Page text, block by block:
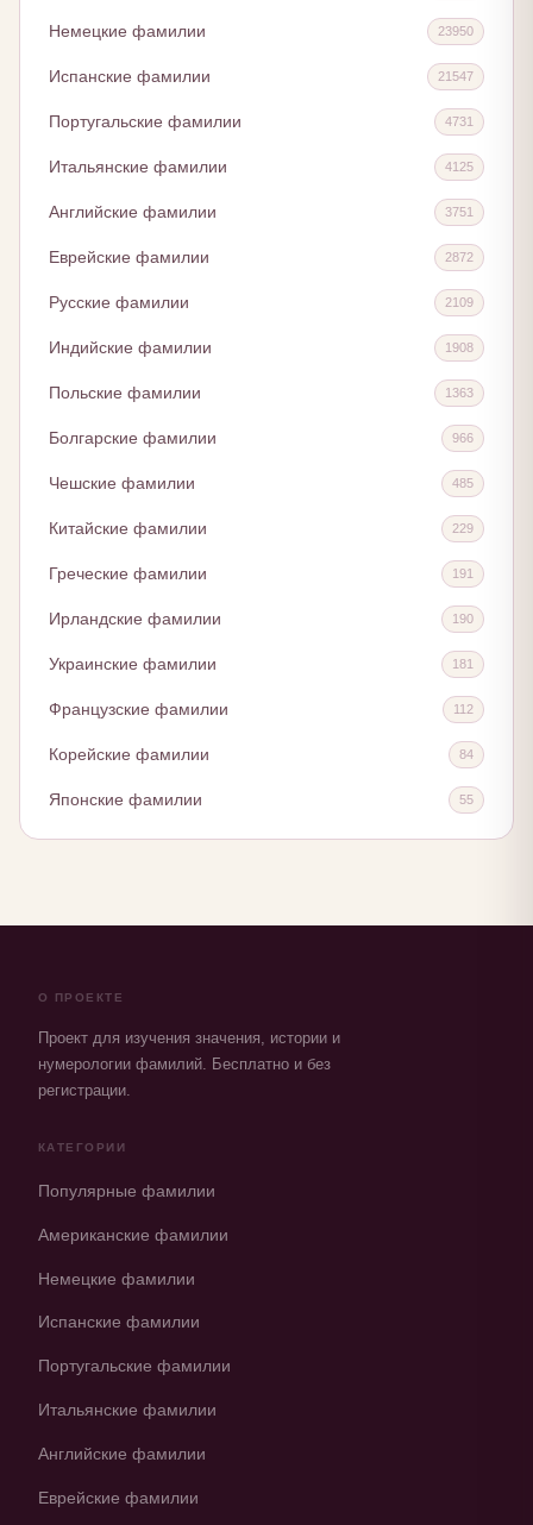
Немецкие фамилии 23950
Испанские фамилии 21547
Португальские фамилии 4731
Итальянские фамилии 4125
Английские фамилии 3751
Еврейские фамилии 2872
Русские фамилии 2109
Индийские фамилии 1908
Польские фамилии 1363
Болгарские фамилии 966
Чешские фамилии 485
Китайские фамилии 229
Греческие фамилии 191
Ирландские фамилии 190
Украинские фамилии 181
Французские фамилии 112
Корейские фамилии 84
Японские фамилии 55
О ПРОЕКТЕ
Проект для изучения значения, истории и
нумерологии фамилий. Бесплатно и без
регистрации.
КАТЕГОРИИ
Популярные фамилии
Американские фамилии
Немецкие фамилии
Испанские фамилии
Португальские фамилии
Итальянские фамилии
Английские фамилии
Еврейские фамилии